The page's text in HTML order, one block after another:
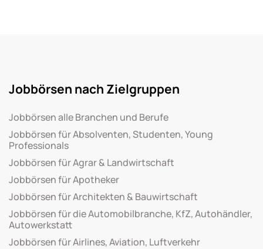
Jobbörsen nach Zielgruppen
Jobbörsen alle Branchen und Berufe
Jobbörsen für Absolventen, Studenten, Young
Professionals
Jobbörsen für Agrar & Landwirtschaft
Jobbörsen für Apotheker
Jobbörsen für Architekten & Bauwirtschaft
Jobbörsen für die Automobilbranche, KfZ, Autohändler,
Autowerkstatt
Jobbörsen für Airlines, Aviation, Luftverkehr